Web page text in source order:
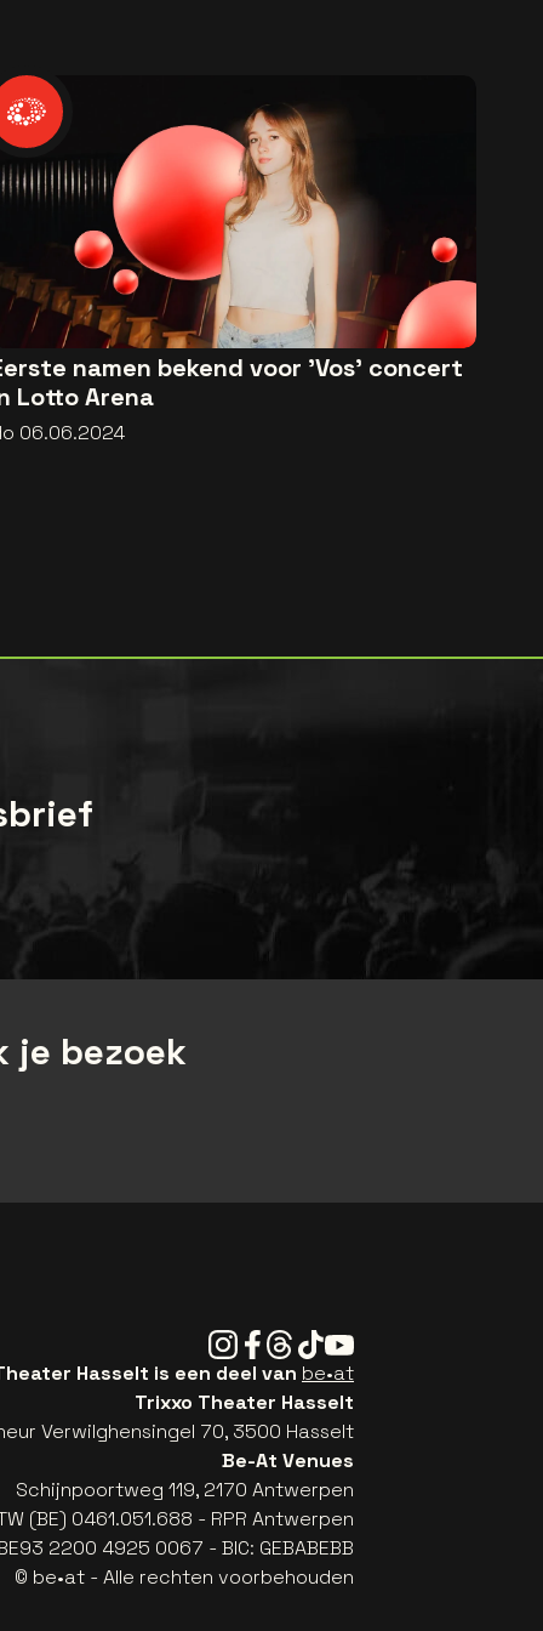
namen bekend voor 'Vos' concert
Lotto Arena
06.06.2024
je bezoek
Instagram
Facebook
Threads
TiktokYoutube
Hasselt is een deel van be•at
Trixxo Theater Hasselt
Verwilghensingel 70, 3500 Hasselt
Be-At Venues
Schijnpoortweg 119, 2170 Antwerpen
(BE) 0461.051.688 - RPR Antwerpen
2200 4925 0067 - BIC: GEBABEBB
© be•at - Alle rechten voorbehouden